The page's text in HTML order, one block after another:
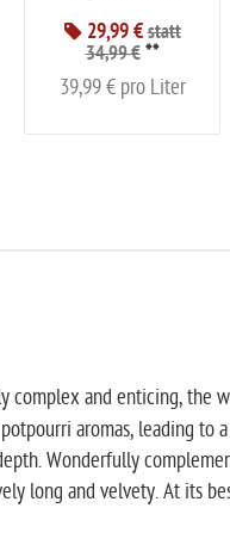
29,99 € statt
34,99 €**
39,99 € pro Liter
complex and enticing, the
aromas, leading to
Wonderfully
long and velvety. At its